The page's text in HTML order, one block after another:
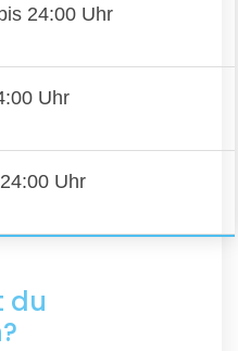
24:00 Uhr
Uhr
Uhr
du